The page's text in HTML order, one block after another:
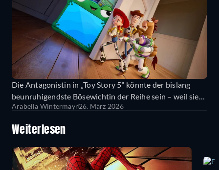
Die Antagonistin in „Toy Story 5“ könnte der bislang
beunruhigendste Bösewichtin der Reihe sein – weil sie
erschreckend real wirkt
Arabella Wintermayr26. März 2026
Weiterlesen